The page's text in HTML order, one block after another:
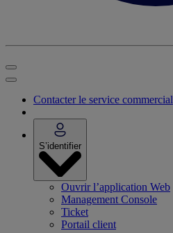
Contacter le service commercial
S’identifier
Ouvrir l’application Web
Management Console
Ticket
Portail client